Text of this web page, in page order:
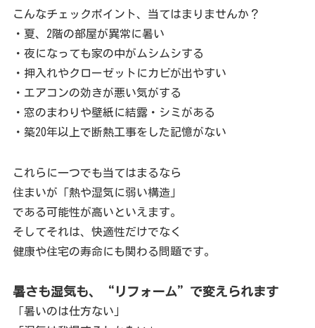
こんなチェックポイント、当てはまりませんか？
・夏、2階の部屋が異常に暑い
・夜になっても家の中がムシムシする
・押入れやクローゼットにカビが出やすい
・エアコンの効きが悪い気がする
・窓のまわりや壁紙に結露・シミがある
・築20年以上で断熱工事をした記憶がない
これらに一つでも当てはまるなら
住まいが「熱や湿気に弱い構造」
である可能性が高いといえます。
そしてそれは、快適性だけでなく
健康や住宅の寿命にも関わる問題です。
暑さも湿気も、“リフォーム”で変えられます
「暑いのは仕方ない」